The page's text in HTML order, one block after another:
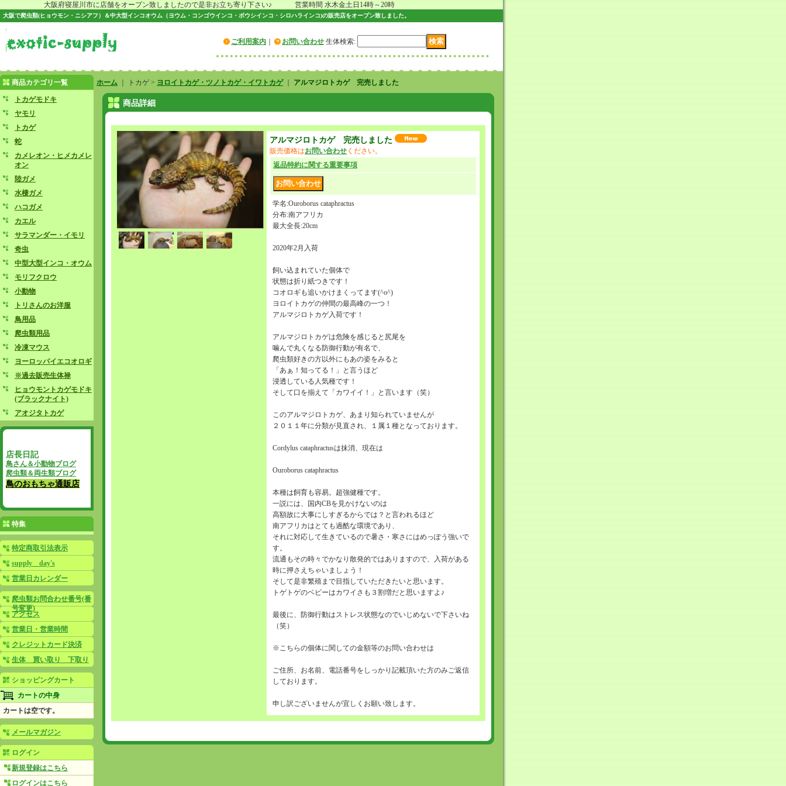
大阪府寝屋川市に店舗をオープン致しましたので是非お立ち寄り下さい♪ 営業時間 水木金土日14時～20時
大阪で爬虫類(ヒョウモン・ニシアフ）＆中大型インコオウム（ヨウム・コンゴウインコ・ボウシインコ・シロハラインコ)の販売店をオープン致しました。
ご利用案内 お問い合わせ 生体検索:
商品カテゴリ一覧
トカゲモドキ
ヤモリ
トカゲ
蛇
カメレオン・ヒメカメレ
オン
陸ガメ
水棲ガメ
ハコガメ
カエル
サラマンダー・イモリ
奇虫
中型大型インコ・オウム
モリフクロウ
小動物
トリさんのお洋服
鳥用品
爬虫類用品
冷凍マウス
ヨーロッパイエコオロギ
※過去販売生体禄
ヒョウモントカゲモドキ
(ブラックナイト)
アオジタトカゲ
店長日記
鳥さん＆小動物ブログ
爬虫類＆両生類ブログ
鳥のおもちゃ通販店
特集
特定商取引法表示
supply day's
営業日カレンダー
爬虫類お問合わせ番号(番
号変更)
アクセス
営業日・営業時間
クレジットカード決済
生体 買い取り 下取り
ショッピングカート
カートの中身
カートは空です。
メールマガジン
ログイン
新規登録はこちら
ログインはこちら
ホーム ｜ トカゲ > ヨロイトカゲ・ツノトカゲ・イワトカゲ｜ アルマジロトカゲ 完売しました
商品詳細
アルマジロトカゲ 完売しました
販売価格はお問い合わせ ください。
返品特約に関する重要事項
学名:Ouroborus cataphractus
分布:南アフリカ
最大全長:20cm
2020年2月入荷
飼い込まれていた個体で
状態は折り紙つきです！
コオロギも追いかけまくってます(^o^)
ヨロイトカゲの仲間の最高峰の一つ！
アルマジロトカゲ入荷です！
アルマジロトカゲは危険を感じると尻尾を
噛んで丸くなる防御行動が有名で、
爬虫類好きの方以外にもあの姿をみると
「あぁ！知ってる！」と言うほど
浸透している人気種です！
そして口を揃えて「カワイイ！」と言います（笑）
このアルマジロトカゲ、あまり知られていませんが
２０１１年に分類が見直され、１属１種となっております。
Cordylus cataphractusは抹消、現在は
Ouroborus cataphractus
本種は飼育も容易。超強健種です。
一説には、国内CBを見かけないのは
高額故に大事にしすぎるからでは？と言われるほど
南アフリカはとても過酷な環境であり、
それに対応して生きているので暑さ・寒さにはめっぽう強いで
す。
流通もその時々でかなり散発的ではありますので、入荷がある
時に押さえちゃいましょう！
そして是非繁殖まで目指していただきたいと思います。
トゲトゲのベビーはカワイさも３割増だと思いますよ♪
最後に、防御行動はストレス状態なのでいじめないで下さいね
（笑）
※こちらの個体に関しての金額等のお問い合わせは
ご住所、お名前、電話番号をしっかり記載頂いた方のみご返信
しております。
申し訳ございませんが宜しくお願い致します。